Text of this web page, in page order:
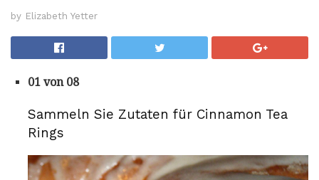
by Elizabeth Yetter
01 von 08
Sammeln Sie Zutaten für Cinnamon Tea
Rings